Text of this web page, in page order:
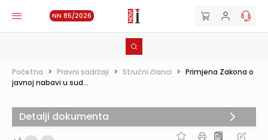
NN 85/2026
Početna > Pravni sadržaji > Stručni članci > Primjena Zakona o
javnoj nabavi u sud...
Detalji dokumenta